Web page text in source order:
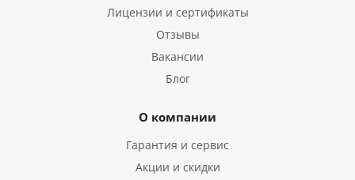
Лицензии и сертификаты
Отзывы
Вакансии
Блог
О компании
Гарантия и сервис
Акции и скидки